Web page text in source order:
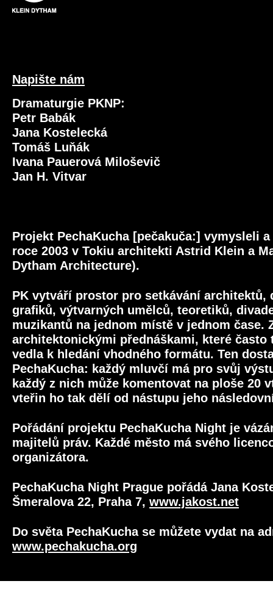
Napište nám
Dramaturgie PKNP:
Petr Babák
Jana Kostelecká
Tomáš Luňák
Ivana Pauerová Miloševič
Jan H. Vitvar
Projekt PechaKucha [pečakuča:] vymysleli
roce 2003 v Tokiu architekti Astrid Klein a
Dytham Architecture).
PK vytváří prostor pro setkávání architektů,
graﬁků, výtvarných umělců, teoretiků,
muzikantů na jednom místě v jednom čase.
architektonickými přednáškami, které často
vedla k hledání vhodného formátu. Ten
PechaKucha: každý mluvčí má pro svůj
každý z nich může komentovat na ploše 20
vteřin ho tak dělí od nástupu jeho
Pořádání projektu PechaKucha Night je
majitelů práv. Každé město má svého
organizátora.
PechaKucha Night Prague pořádá Jana
Šmeralova 22, Praha 7, www.jakost.net
Do světa PechaKucha se můžete vydat na
www.pechakucha.org